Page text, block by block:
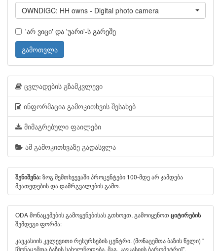
OWNDIGC: HH owns - Digital photo camera
'არ ვიცი' და 'უარი'-ს გარეშე
გამოთვლა
ცვლადების გზამკვლევი
ინფორმაცია გამოკითხვის შესახებ
მიმაგრებული ფაილები
ამ გამოკითხვაზე გადასვლა
შენიშვნა: ზოგ შემთხვევაში პროცენტები 100-მდე არ ჯამდება
მეათედების და დამრგვალების გამო.
ODA მონაცემების გამოყენებისას გთხოვთ, გამოიყენოთ ციტირების
შემდეგი ფორმა:
კავკასიის კვლევითი რესურსების ცენტრი. (მონაცემთა ბაზის წელი) "
[მონაცემთა ბაზის სახელწოდება, მაგ. კავკასიის ბარომეტრი]".